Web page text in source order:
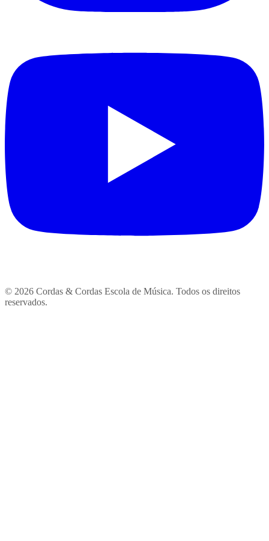
© 2026 Cordas & Cordas Escola de Música. Todos os direitos
reservados.